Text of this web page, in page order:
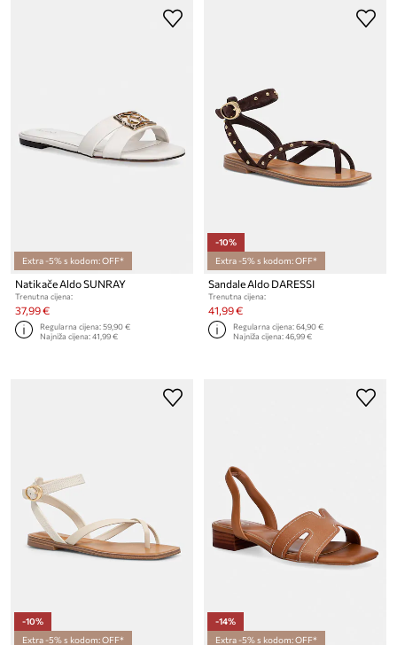
Extra -5% s kodom: OFF*
Natikače Aldo SUNRAY
Trenutna cijena:
37,99 €
Regularna cijena:59,90 €
Najniža cijena:41,99 €
-10%
Extra -5% s kodom: OFF*
Sandale Aldo DARESSI
Trenutna cijena:
41,99 €
Regularna cijena:64,90 €
Najniža cijena:46,99 €
-10%
Extra -5% s kodom: OFF*
-14%
Extra -5% s kodom: OFF*